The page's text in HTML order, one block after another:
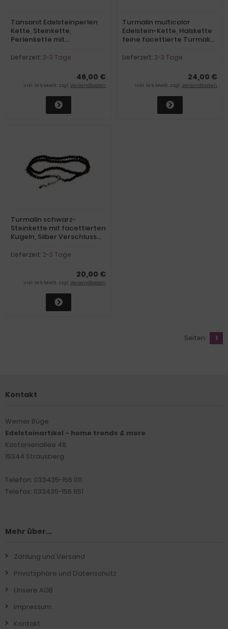
Tansanit Edelsteinperlen
Kette, Steinkette,
Perlenkette mit
Verschluss
Lieferzeit: 2-3 Tage
46,00 €
inkl. 19 % MwSt. zzgl. Versandkosten
Turmalin multicolor
Edelstein-Kette, Halskette
feine facettierte Turmalin-
mehrfarbig
Lieferzeit: 2-3 Tage
24,00 €
inkl. 19 % MwSt. zzgl. Versandkosten
Turmalin schwarz-
Steinkette mit facettierten
Kugeln, Silber Verschluss
Lieferzeit: 2-3 Tage
20,00 €
inkl. 19 % MwSt. zzgl. Versandkosten
Seiten: 1
Kontakt
Werner Büge
Edelsteinartikel - home trends & more
Kastanienallee 48
15344 Strausberg
Telefon: 033435-156 011
Telefax: 033435-156 651
Mehr über...
Zahlung und Versand
Privatsphäre und Datenschutz
Unsere AGB
Impressum
Kontakt